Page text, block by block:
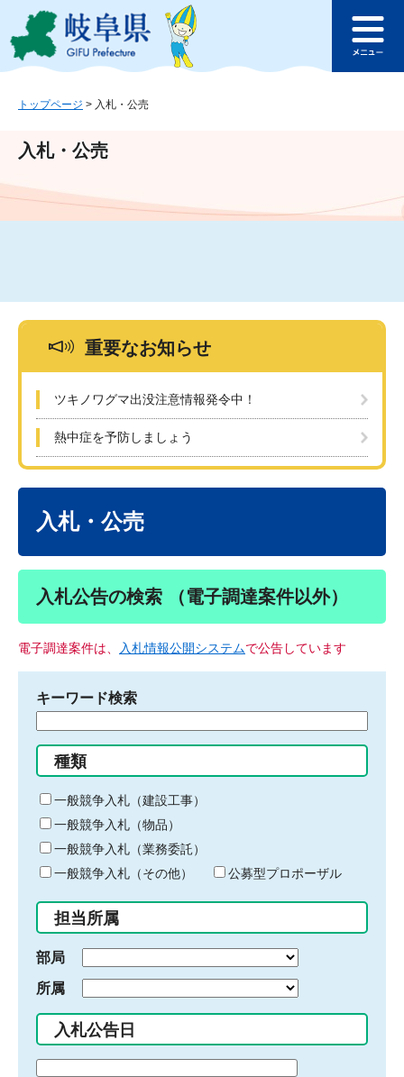
ジ
ュ
文
このページの本文へ
ュ
トップページ > 入札・公売
入札・公売
重要なお知らせ
ツキノワグマ出没注意情報発令中！
熱中症を予防しましょう
入札・公売
入札公告の検索 （電子調達案件以外）
電子調達案件は、 入札情報公開システムで公告しています
キーワード検索
る
キ
ー
ワ
ー
ド
入
力
種類
一般競争入札（建設工事）
一般競争入札（物品）
一般競争入札（業務委託）
一般競争入札（その他）
公募型プロポーザル
担当所属
部局
所属
入札公告日